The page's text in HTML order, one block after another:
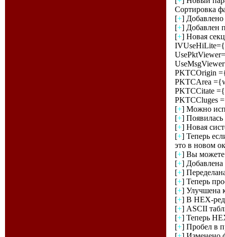
Сортировка
[+] Добавлено
[+] Добавлен
[+] Новая
PKTCOrigin
PKTCArea
PKTCCitate
PKTCCluges
[+] Можно
[+] Появилась
[+] Новая
[+] Теперь
это в новом
[+] Вы можете
[+]
[+]
[+] Теперь
[+] Улучшена
[+] В HEX-
[+] ASCII
[+] Теперь
[+] Пробел в